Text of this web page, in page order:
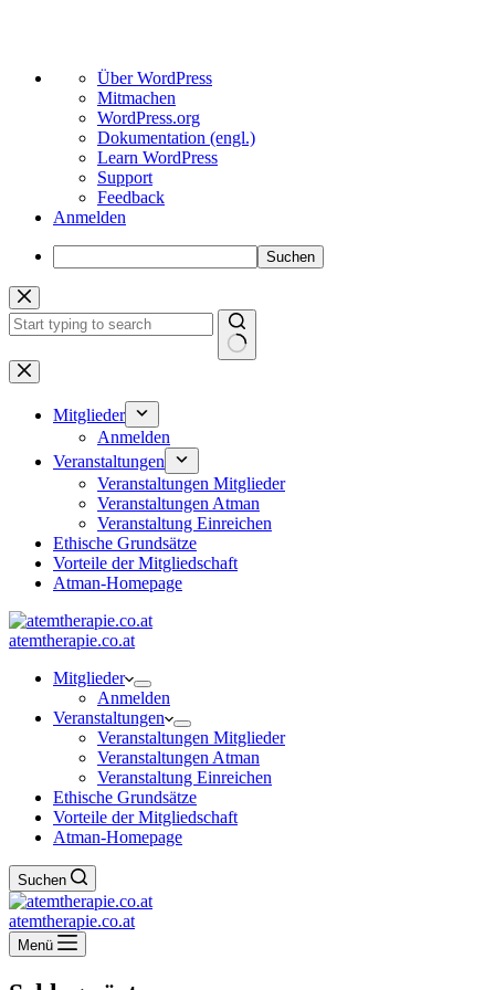
Über
WordPress
Über WordPress
Mitmachen
WordPress.org
Dokumentation (engl.)
Learn WordPress
Support
Feedback
Anmelden
Suchen
Zum
Inhalt
springen
Keine
Ergebnisse
Mitglieder
Anmelden
Veranstaltungen
Veranstaltungen Mitglieder
Veranstaltungen Atman
Veranstaltung Einreichen
Ethische Grundsätze
Vorteile der Mitgliedschaft
Atman-Homepage
atemtherapie.co.at
Mitglieder
Anmelden
Veranstaltungen
Veranstaltungen Mitglieder
Veranstaltungen Atman
Veranstaltung Einreichen
Ethische Grundsätze
Vorteile der Mitgliedschaft
Atman-Homepage
Suchen
atemtherapie.co.at
Menü